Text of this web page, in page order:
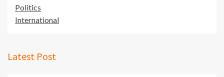
Politics
International
Latest Post